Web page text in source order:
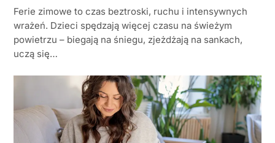
Ferie zimowe to czas beztroski, ruchu i intensywnych
wrażeń. Dzieci spędzają więcej czasu na świeżym
powietrzu – biegają na śniegu, zjeżdżają na sankach,
uczą się…